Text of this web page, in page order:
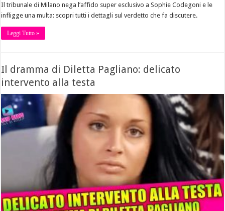
Il tribunale di Milano nega l’affido super esclusivo a Sophie Codegoni e le
infligge una multa: scopri tutti i dettagli sul verdetto che fa discutere.
Leggi Tutto »
Il dramma di Diletta Pagliano: delicato
intervento alla testa